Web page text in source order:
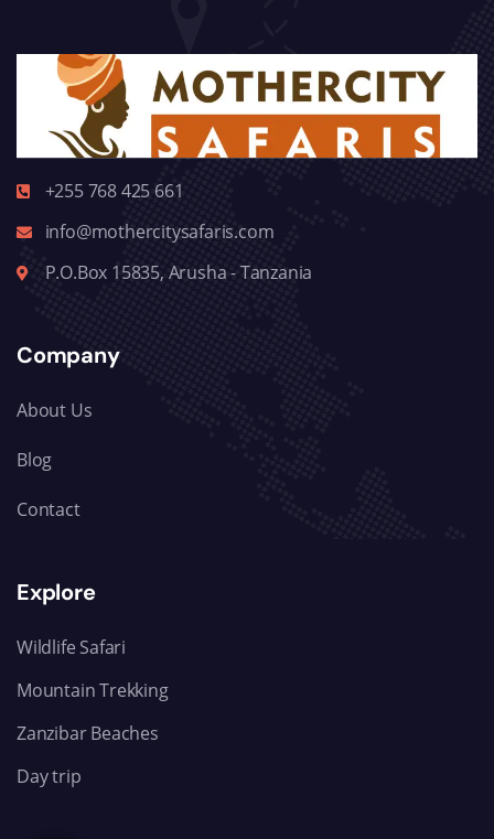
+255 768 425 661
info@mothercitysafaris.com
P.O.Box 15835, Arusha - Tanzania
Company
About Us
Blog
Contact
Explore
Wildlife Safari
Mountain Trekking
Zanzibar Beaches
Day trip